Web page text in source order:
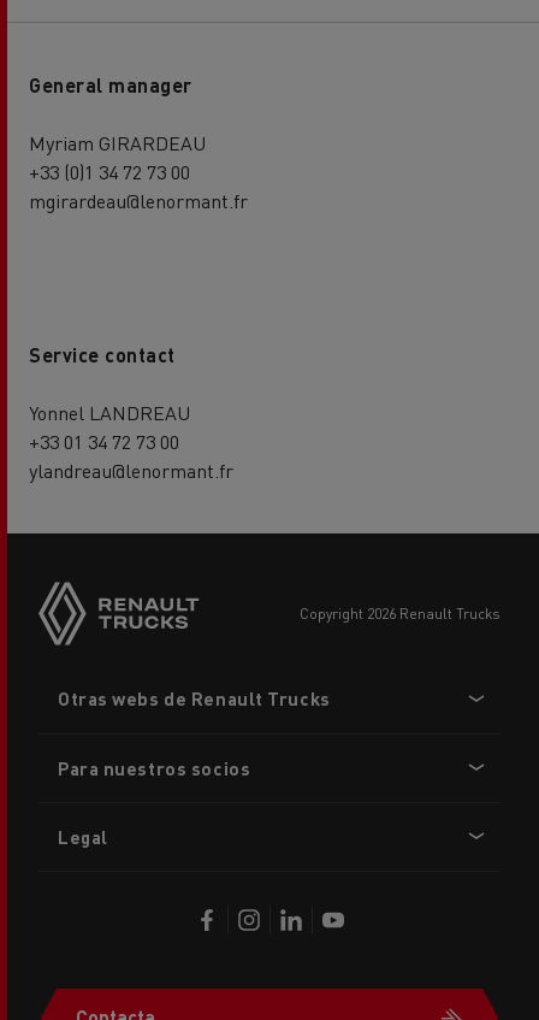
General manager
Myriam GIRARDEAU
+33 (0)1 34 72 73 00
mgirardeau@lenormant.fr
Service contact
Yonnel LANDREAU
+33 01 34 72 73 00
ylandreau@lenormant.fr
copyright 2026 Renault Trucks
menu
Otras webs de Renault Trucks
Para nuestros socios
Legal